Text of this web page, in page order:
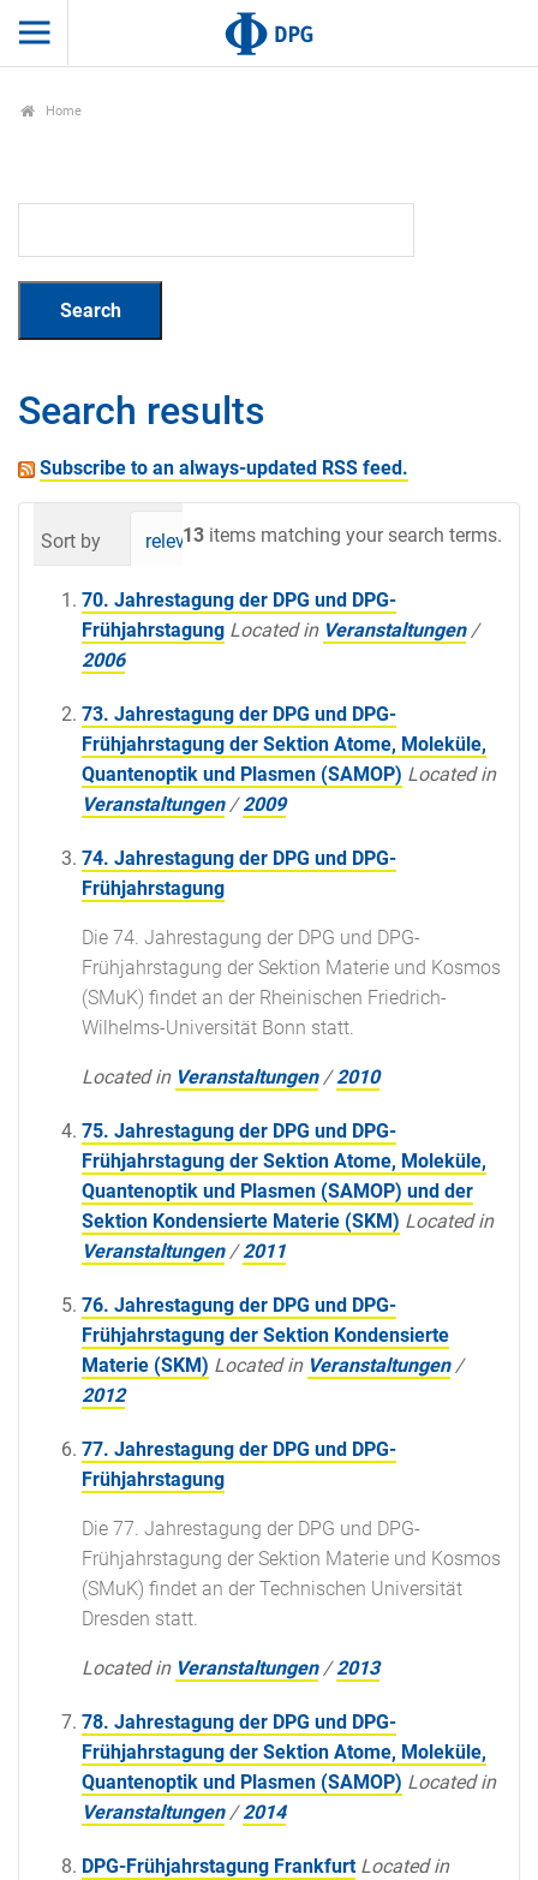
Home
Search results
Subscribe to an always-updated RSS feed.
13 items matching your search terms.
Sort by relevance date (newest first)
70. Jahrestagung der DPG und DPG-
Frühjahrstagung Located in Veranstaltungen /
2006
73. Jahrestagung der DPG und DPG-
Frühjahrstagung der Sektion Atome, Moleküle,
Quantenoptik und Plasmen (SAMOP) Located in
Veranstaltungen /2009
74. Jahrestagung der DPG und DPG-
Frühjahrstagung
Die 74. Jahrestagung der DPG und DPG-
Frühjahrstagung der Sektion Materie und Kosmos
(SMuK) findet an der Rheinischen Friedrich-
Wilhelms-Universität Bonn statt.
Located in Veranstaltungen /2010
75. Jahrestagung der DPG und DPG-
Frühjahrstagung der Sektion Atome, Moleküle,
Quantenoptik und Plasmen (SAMOP) und der
Sektion Kondensierte Materie (SKM) Located in
Veranstaltungen /2011
76. Jahrestagung der DPG und DPG-
Frühjahrstagung der Sektion Kondensierte
Materie (SKM) Located in Veranstaltungen /
2012
77. Jahrestagung der DPG und DPG-
Frühjahrstagung
Die 77. Jahrestagung der DPG und DPG-
Frühjahrstagung der Sektion Materie und Kosmos
(SMuK) findet an der Technischen Universität
Dresden statt.
Located in Veranstaltungen /2013
78. Jahrestagung der DPG und DPG-
Frühjahrstagung der Sektion Atome, Moleküle,
Quantenoptik und Plasmen (SAMOP) Located in
Veranstaltungen /2014
DPG-Frühjahrstagung Frankfurt Located in